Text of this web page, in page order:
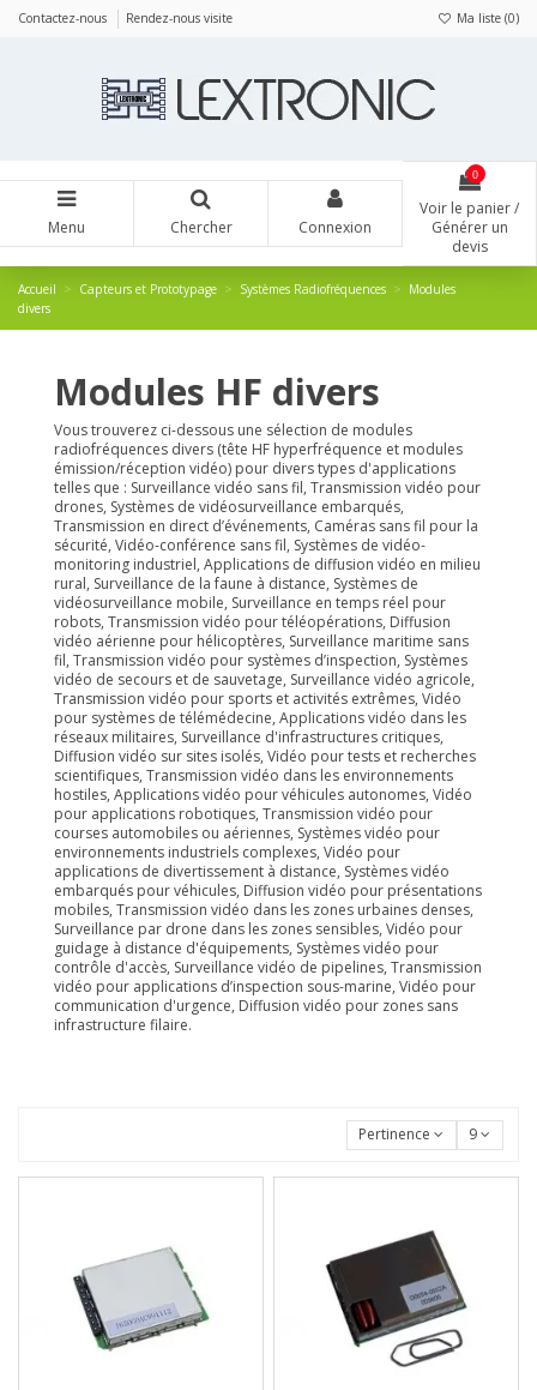
Contactez-nous Rendez-nous visite Ma liste (0)
Menu Chercher Connexion
0
Voir le panier /
Générer un
devis
Accueil Capteurs et Prototypage Systèmes Radiofréquences
Modules
divers
Modules HF divers
Vous trouverez ci-dessous une sélection de modules
radiofréquences divers (tête HF hyperfréquence et modules
émission/réception vidéo) pour divers types d'applications
telles que : Surveillance vidéo sans fil, Transmission vidéo pour
drones, Systèmes de vidéosurveillance embarqués,
Transmission en direct d’événements, Caméras sans fil pour la
sécurité, Vidéo-conférence sans fil, Systèmes de vidéo-
monitoring industriel, Applications de diffusion vidéo en milieu
rural, Surveillance de la faune à distance, Systèmes de
vidéosurveillance mobile, Surveillance en temps réel pour
robots, Transmission vidéo pour téléopérations, Diffusion
vidéo aérienne pour hélicoptères, Surveillance maritime sans
fil, Transmission vidéo pour systèmes d’inspection, Systèmes
vidéo de secours et de sauvetage, Surveillance vidéo agricole,
Transmission vidéo pour sports et activités extrêmes, Vidéo
pour systèmes de télémédecine, Applications vidéo dans les
réseaux militaires, Surveillance d'infrastructures critiques,
Diffusion vidéo sur sites isolés, Vidéo pour tests et recherches
scientifiques, Transmission vidéo dans les environnements
hostiles, Applications vidéo pour véhicules autonomes, Vidéo
pour applications robotiques, Transmission vidéo pour
courses automobiles ou aériennes, Systèmes vidéo pour
environnements industriels complexes, Vidéo pour
applications de divertissement à distance, Systèmes vidéo
embarqués pour véhicules, Diffusion vidéo pour présentations
mobiles, Transmission vidéo dans les zones urbaines denses,
Surveillance par drone dans les zones sensibles, Vidéo pour
guidage à distance d'équipements, Systèmes vidéo pour
contrôle d'accès, Surveillance vidéo de pipelines, Transmission
vidéo pour applications d’inspection sous-marine, Vidéo pour
communication d'urgence, Diffusion vidéo pour zones sans
infrastructure filaire.
Pertinence 9
Panneau de gestion des cookies